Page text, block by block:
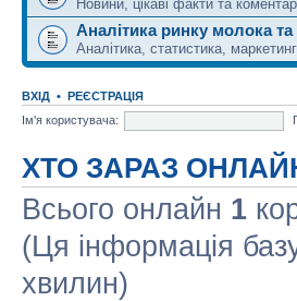
Новини, цікаві факти та
Аналітика ринку молока
Аналітика, статистика,
ВХІД • РЕЄСТРАЦІЯ
Ім'я користувача:
ХТО ЗАРАЗ
Всього онлайн 1
(Ця інформація
хвилин)